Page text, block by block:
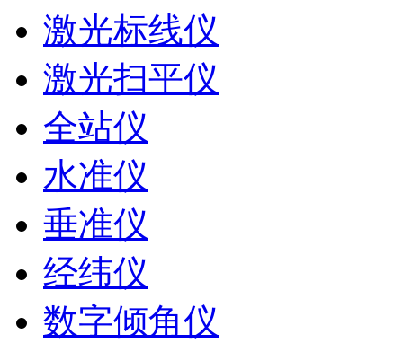
激光标线仪
激光扫平仪
全站仪
水准仪
垂准仪
经纬仪
数字倾角仪